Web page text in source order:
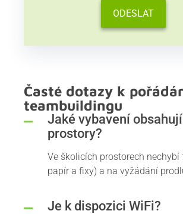
Časté dotazy k
teambuildingu
Jaké vybavení
prostory?
Ve školicích prostorech nechybí
papír a fixy) a na vyžádání
Je k dispozici WiFi?